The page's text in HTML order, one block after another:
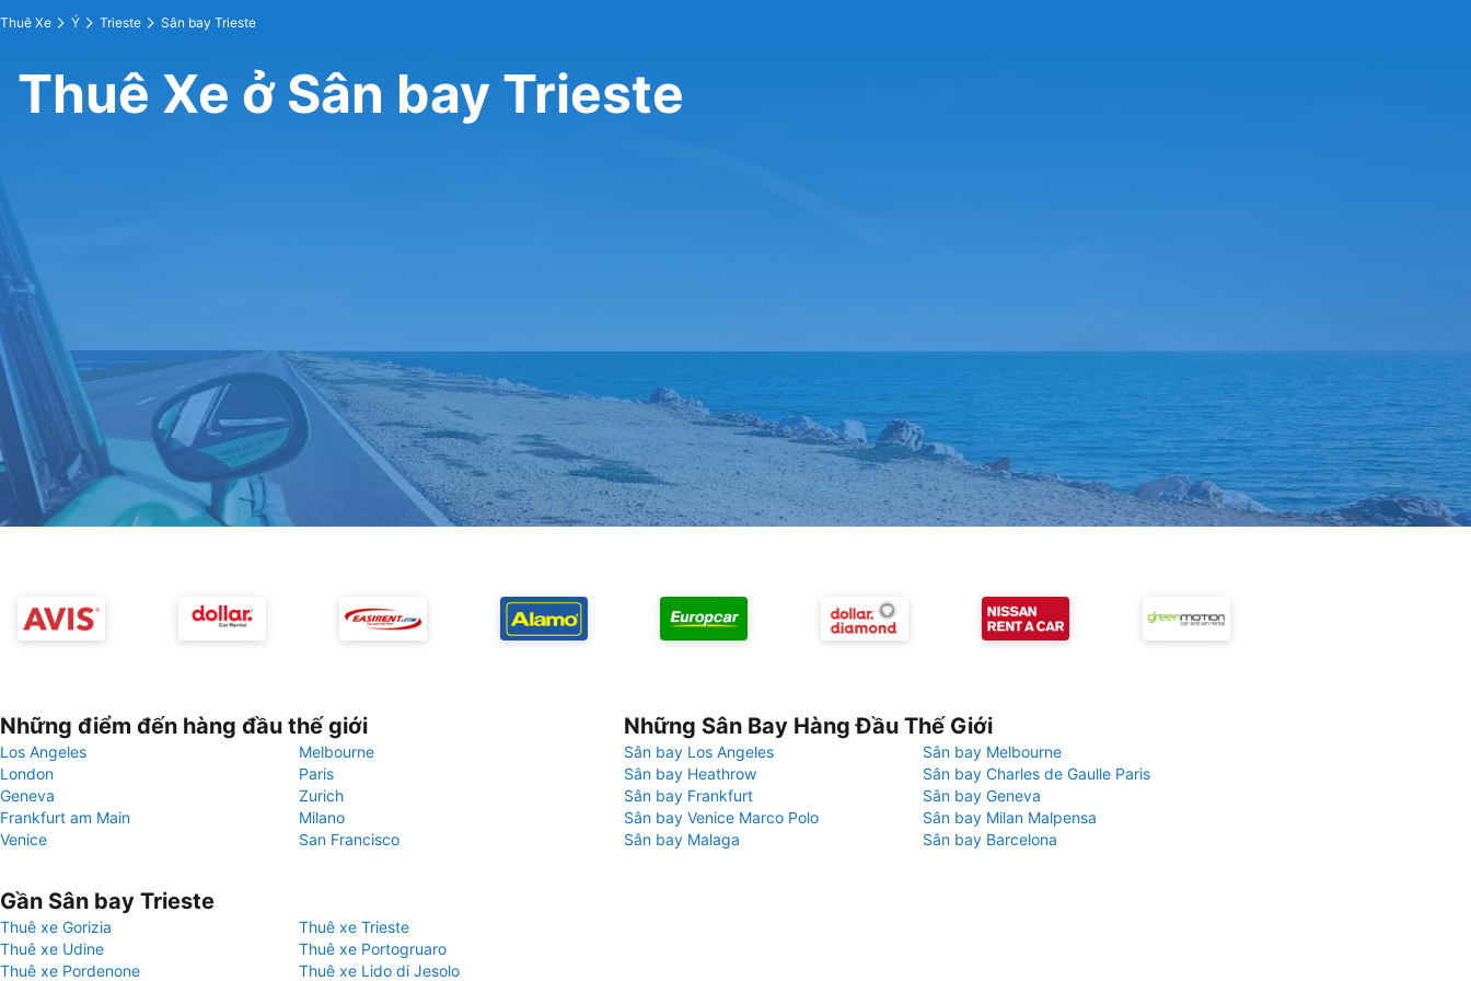
Thuê Xe Ý Trieste Sân bay Trieste
Thuê Xe ở Sân bay Trieste
Những điểm đến hàng đầu thế giới
Los Angeles
Melbourne
London
Paris
Geneva
Zurich
Frankfurt am Main
Milano
Venice
San Francisco
Những Sân Bay Hàng Đầu Thế Giới
Sân bay Los Angeles
Sân bay Melbourne
Sân bay Heathrow
Sân bay Charles de Gaulle Paris
Sân bay Frankfurt
Sân bay Geneva
Sân bay Venice Marco Polo
Sân bay Milan Malpensa
Sân bay Malaga
Sân bay Barcelona
Gần Sân bay Trieste
Thuê xe Gorizia
Thuê xe Trieste
Thuê xe Udine
Thuê xe Portogruaro
Thuê xe Pordenone
Thuê xe Lido di Jesolo